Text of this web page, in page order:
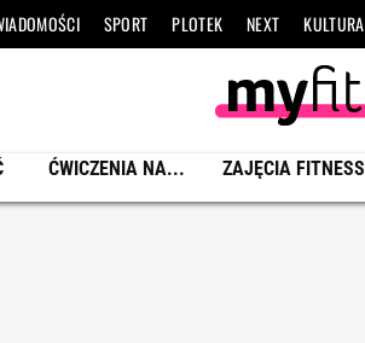
SPORT PLOTEK NEXT KULTURA
ĆWICZENIA NA... ZAJĘCIA FITNESS